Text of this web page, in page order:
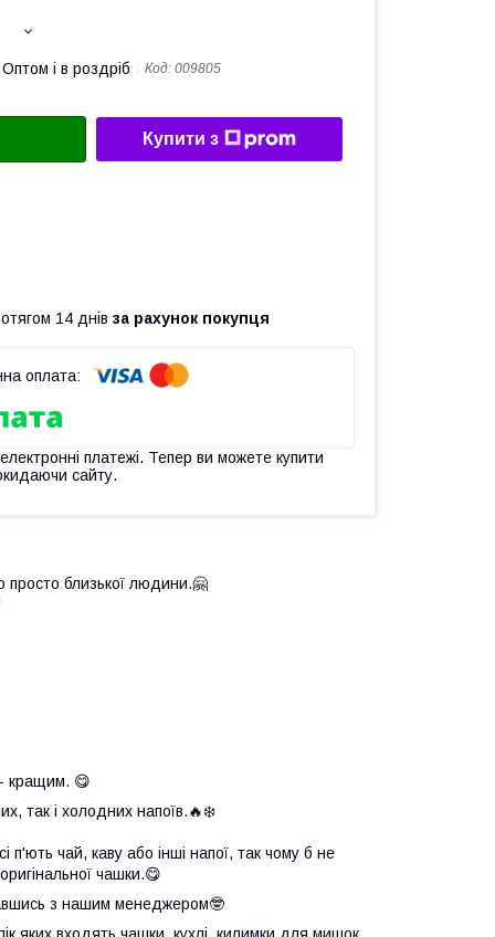
Оптом і в роздріб Код: 009805
Купити з
14 днів за рахунок покупця
платежі. Тепер ви можете купити
сайту.
близької людини.🤗
кращим. 😋
так і холодних напоїв.🔥❄️
чай, каву або інші напої, так чому б не
чашки.😋
з нашим менеджером🤓
яких входять чашки, кухлі, килимки для мишок,